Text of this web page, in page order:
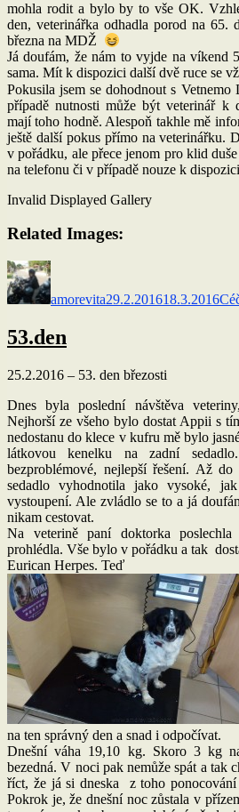
mohla rodit a bylo by to vše OK.
den, veterinářka odhadla porod na 65.
března na MDŽ
Já doufám, že nám to vyjde na víkend
sama. Mít k dispozici další dvě ruce se
Pokusila jsem se dohodnout s
případě nutnosti může být veterinář k
mají toho hodně. Alespoň takhle mě
ještě další pokus přímo na veterinářku.
v pořádku, ale přece jenom pro klid
na telefonu či v případě nouze k
Invalid Displayed Gallery
Related Images:
Autor:
amorevita29.2.201618.3.2016
53.den
25.2.2016 – 53. den březosti
Dnes byla poslední návštěva
Nejhorší ze všeho bylo dostat Appii s
nedostanu do klece v kufru mě bylo
látkovou kenelku na zadní
bezproblémové, nejlepší řešení. Až
sedadlo vyhodnotila jako vysoké,
vystoupení. Ale zvládlo se to a já
nikam cestovat.
Na veterině paní doktorka
prohlédla. Vše bylo v pořádku a tak
Eurican Herpes. Teď
na ten správný den a snad i odpočívat.
Dnešní váha 19,10 kg. Skoro 3 kg
bezedná. V noci pak nemůže spát a tak
říct, že já si dneska z toho
Pokrok je, že dnešní noc zůstala v